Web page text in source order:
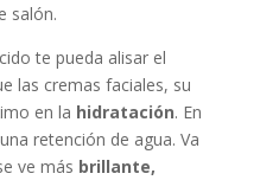
salón.
te pueda alisar el
las cremas faciales, su
en la hidratación. En
retención de agua. Va
ve más brillante,